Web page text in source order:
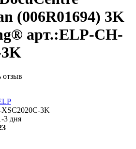
(006R01694) 3K
арт.:ELP-CH-
отзыв
3K
3 дня